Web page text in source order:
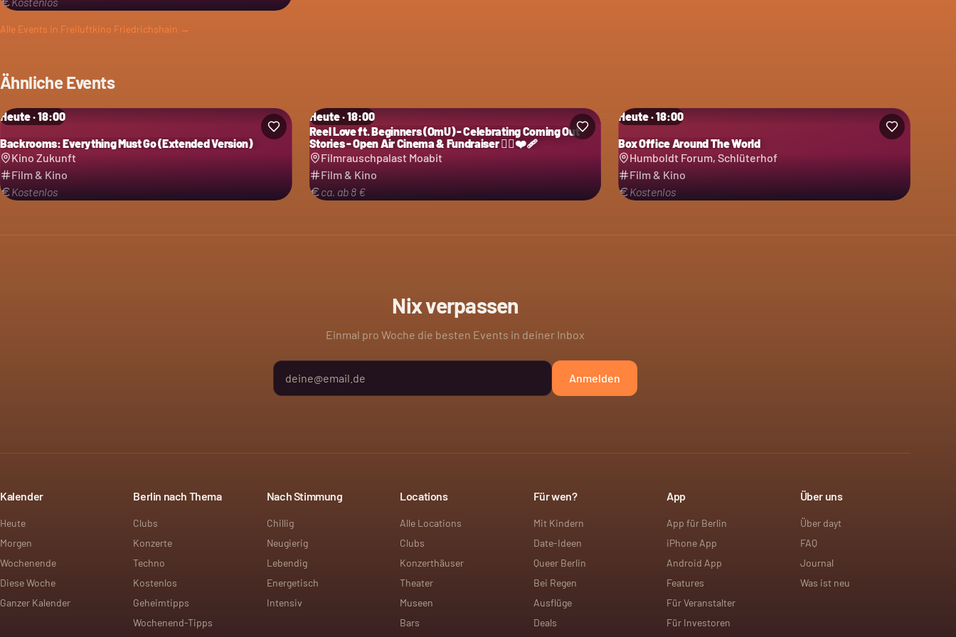
Alle Events in Freiluftkino Friedrichshain →
Ähnliche Events
Heute · 18:00
Backrooms: Everything Must Go (Extended Version)
Kino Zukunft
Film & Kino
Kostenlos
Heute · 18:00
Reel Love ft. Beginners (OmU) - Celebrating Coming Out
Stories - Open Air Cinema & Fundraiser 🏳️‍🌈❤️‍🩹
Filmrauschpalast Moabit
Film & Kino
ca. ab 8 €
Heute · 18:00
Box Office Around The World
Humboldt Forum, Schlüterhof
Film & Kino
Kostenlos
Nix verpassen
Einmal pro Woche die besten Events in deiner Inbox
Anmelden
Kalender
Heute
Morgen
Wochenende
Diese Woche
Ganzer Kalender
Berlin nach Thema
Clubs
Konzerte
Techno
Kostenlos
Geheimtipps
Wochenend-Tipps
Nach Stimmung
Chillig
Neugierig
Lebendig
Energetisch
Intensiv
Locations
Alle Locations
Clubs
Konzerthäuser
Theater
Museen
Bars
Für wen?
Mit Kindern
Date-Ideen
Queer Berlin
Bei Regen
Ausflüge
Deals
App
App für Berlin
iPhone App
Android App
Features
Für Veranstalter
Für Investoren
Über uns
Über dayt
FAQ
Journal
Was ist neu